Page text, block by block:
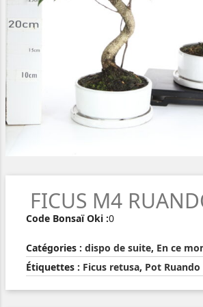
FICUS M4
Code Bonsaï Oki :0
Catégories : dispo de suite, En ce
Étiquettes : Ficus retusa, Pot Ruando